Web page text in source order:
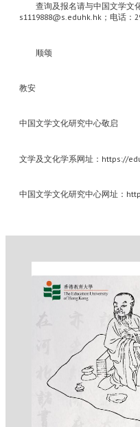
查询及报名请与中国文学文化
s1119888@s.eduhk.hk；电话：
顺颂
教安
中国文学文化研究中心敬启
文学及文化学系网址：https://
中国文学文化研究中心网址：